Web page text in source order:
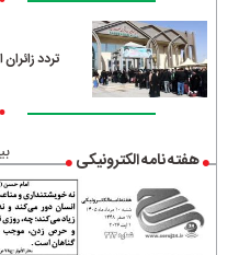
تردد
هفته نامه الکترونیکی